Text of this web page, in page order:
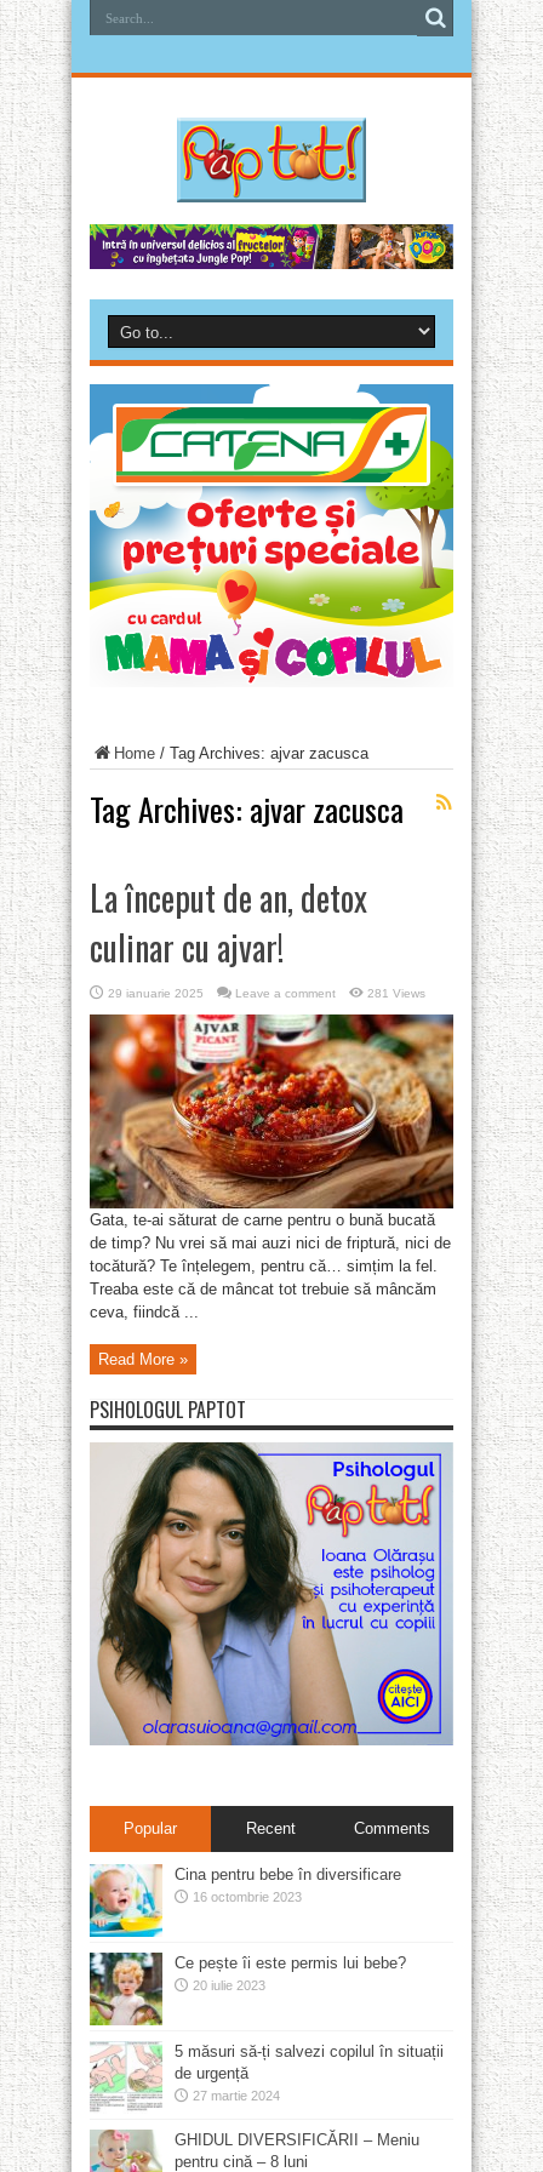
Home / Tag Archives: ajvar zacusca
Tag Archives: ajvar zacusca
La început de an, detox
culinar cu ajvar!
29 ianuarie 2025 Leave a comment 281 Views
Gata, te-ai săturat de carne pentru o bună bucată
de timp? Nu vrei să mai auzi nici de friptură, nici de
tocătură? Te înțelegem, pentru că… simțim la fel.
Treaba este că de mâncat tot trebuie să mâncăm
ceva, fiindcă ...
Read More »
PSIHOLOGUL PAPTOT
Popular Recent Comments
Cina pentru bebe în diversificare
16 octombrie 2023
Ce pește îi este permis lui bebe?
20 iulie 2023
5 măsuri să-ți salvezi copilul în situații
de urgență
27 martie 2024
GHIDUL DIVERSIFICĂRII – Meniu
pentru cină – 8 luni